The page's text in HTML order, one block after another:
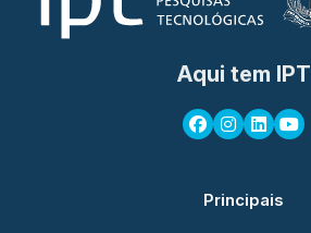
Aqui tem IPT
Principais